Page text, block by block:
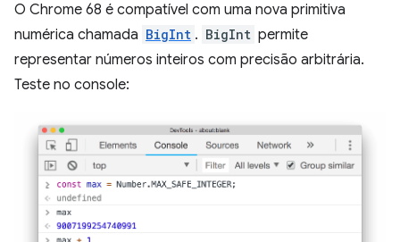
O Chrome 68 é compatível com uma nova primitiva
numérica chamada BigInt . BigInt permite
representar números inteiros com precisão arbitrária.
Teste no console: